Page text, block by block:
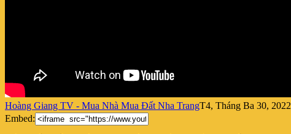
Hoàng Giang TV - Mua Nhà Mua Đất Nha TrangT4, Tháng Ba 30,
Embed: